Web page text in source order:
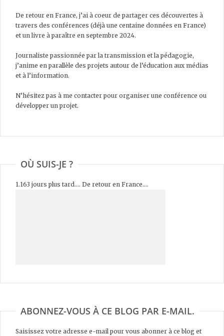
De retour en France, j’ai à coeur de partager ces découvertes à
travers des conférences (déjà une centaine données en France)
et un livre à paraître en septembre 2024.
Journaliste passionnée par la transmission et la pédagogie,
j’anime en parallèle des projets autour de l’éducation aux médias
et à l’information.
N’hésitez pas à me contacter pour organiser une conférence ou
développer un projet.
OÙ SUIS-JE ?
1.163 jours plus tard.... De retour en France....
ABONNEZ-VOUS À CE BLOG PAR E-MAIL.
Saisissez votre adresse e-mail pour vous abonner à ce blog et